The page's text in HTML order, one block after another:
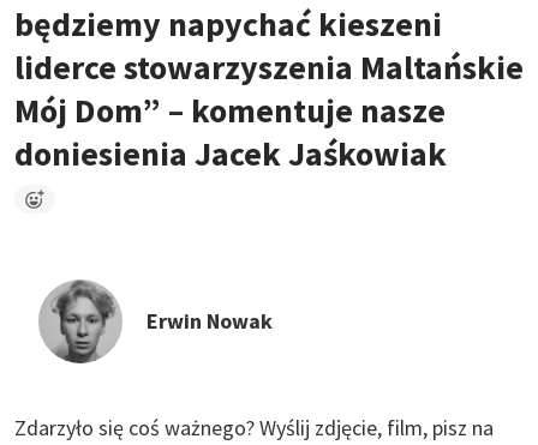
będziemy napychać kieszeni
liderce stowarzyszenia Maltańskie
Mój Dom” – komentuje nasze
doniesienia Jacek Jaśkowiak
Erwin Nowak
Zdarzyło się coś ważnego?Wyślij zdjęcie, film, pisz na